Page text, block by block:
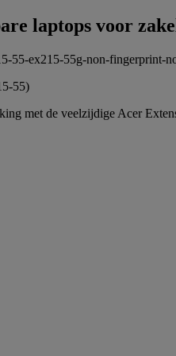
laptops voor
55)
met de veelzijdige Acer